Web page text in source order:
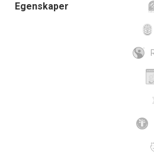
Egenskaper